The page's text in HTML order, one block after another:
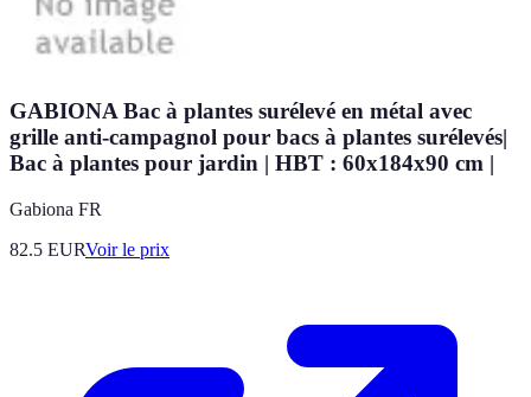
GABIONA Bac à plantes surélevé en métal avec
grille anti-campagnol pour bacs à plantes surélevés|
Bac à plantes pour jardin | HBT : 60x184x90 cm |
Gabiona FR
82.5 EURVoir le prix